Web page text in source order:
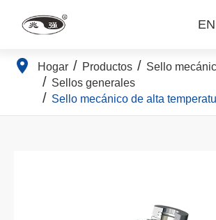
EN
Hogar Productos
Sello
Sellos generales
Sello mecánico de alta